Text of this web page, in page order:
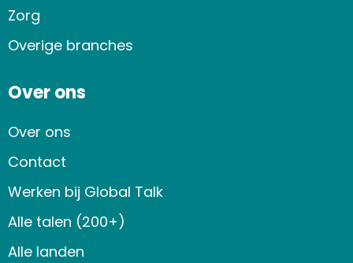
Zorg
Overige branches
Over ons
Over ons
Contact
Werken bij Global Talk
Alle talen (200+)
Alle landen